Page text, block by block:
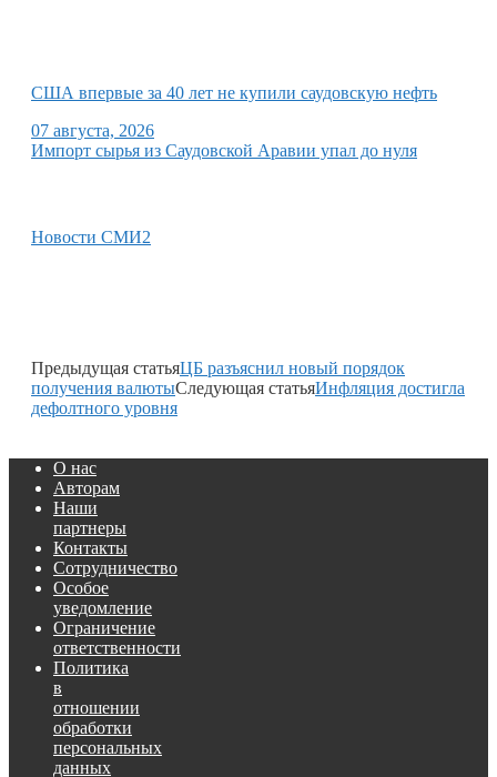
США впервые за 40 лет не купили саудовскую нефть
07 августа, 2026
Импорт сырья из Саудовской Аравии упал до нуля
Новости СМИ2
Предыдущая статьяЦБ разъяснил новый порядок
получения валютыСледующая статьяИнфляция достигла
дефолтного уровня
О нас
Авторам
Наши
партнеры
Контакты
Сотрудничество
Особое
уведомление
Ограничение
ответственности
Политика
в
отношении
обработки
персональных
данных